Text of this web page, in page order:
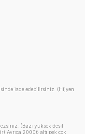
iade edebilirsiniz. (Hijyen
(Bazı yüksek desili
Ayrıca 2000₺ altı pek çok